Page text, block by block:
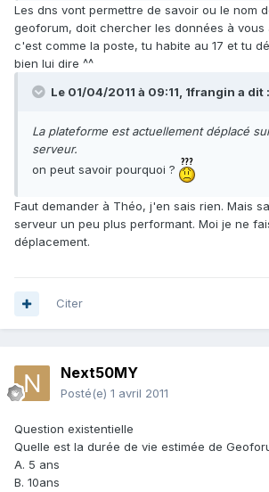
Les dns vont permettre de savoir ou le nom
geoforum, doit chercher les données à vous
c'est comme la poste, tu habite au 17 et tu
bien lui dire ^^
Le 01/04/2011 à 09:11, 1frangin a dit :
La plateforme est actuellement déplacé
serveur.
on peut savoir pourquoi ?
Faut demander à Théo, j'en sais rien. Mais
serveur un peu plus performant. Moi je ne
déplacement.
Citer
Next50MY
Posté(e) 1 avril 2011
Question existentielle
Quelle est la durée de vie estimée de
A. 5 ans
B. 10ans